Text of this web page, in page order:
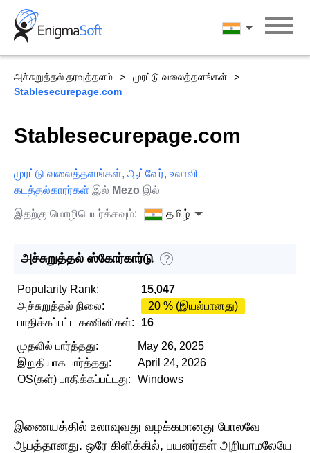
Skip
content
தமிழ்
அச்சுறுத்தல் தரவுத்தளம்
முரட்டு வலைத்தளங்கள்
Stablesecurepage.com
Stablesecurepage.com
முரட்டு வலைத்தளங்கள், ஆட்வேர், உலாவி
கடத்தல்காரர்கள் இல் Mezo இல்
இதற்கு மொழிபெயர்க்கவும்:
தமிழ்
அச்சுறுத்தல் ஸ்கோர்கார்டு ?
Popularity Rank:
15,047
அச்சுறுத்தல் நிலை:
20 % (இயல்பானது)
பாதிக்கப்பட்ட கணினிகள்:
16
முதலில் பார்த்தது:
May 26, 2025
இறுதியாக பார்த்தது:
April 24, 2026
OS(கள்) பாதிக்கப்பட்டது:
Windows
இணையத்தில் உலாவுவது வழக்கமானது போலவே
ஆபத்தானது. ஒரே கிளிக்கில், பயனர்கள் அறியாமலேயே